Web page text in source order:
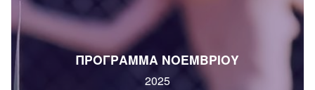
ΠΡΟΓΡΑΜΜΑ ΝΟΕΜΒΡΙΟΥ
2025